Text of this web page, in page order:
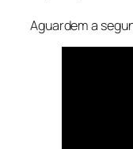
Aguardem a